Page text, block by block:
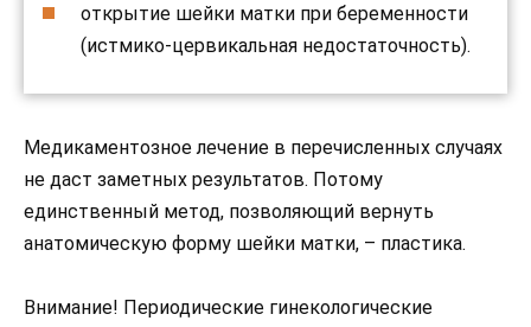
открытие шейки матки при беременности
(истмико-цервикальная недостаточность).
Медикаментозное лечение в перечисленных случаях
не даст заметных результатов. Потому
единственный метод, позволяющий вернуть
анатомическую форму шейки матки, – пластика.
Внимание! Периодические гинекологические